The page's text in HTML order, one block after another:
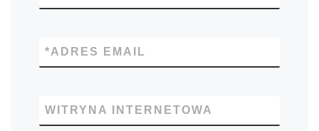
ADRES EMAIL
*
WITRYNA INTERNETOWA